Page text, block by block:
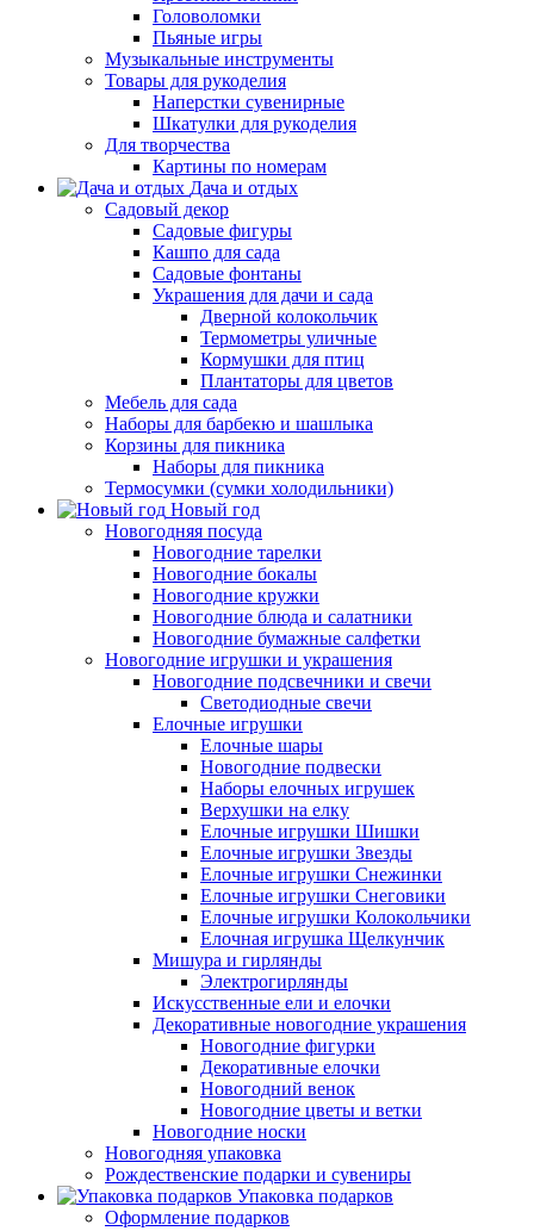
Головоломки
Пьяные игры
Музыкальные инструменты
Товары для рукоделия
Наперстки сувенирные
Шкатулки для рукоделия
Для творчества
Картины по номерам
Дача и отдых
Садовый декор
Садовые фигуры
Кашпо для сада
Садовые фонтаны
Украшения для дачи и сада
Дверной колокольчик
Термометры уличные
Кормушки для птиц
Плантаторы для цветов
Мебель для сада
Наборы для барбекю и шашлыка
Корзины для пикника
Наборы для пикника
Термосумки (сумки холодильники)
Новый год
Новогодняя посуда
Новогодние тарелки
Новогодние бокалы
Новогодние кружки
Новогодние блюда и салатники
Новогодние бумажные салфетки
Новогодние игрушки и украшения
Новогодние подсвечники и свечи
Светодиодные свечи
Елочные игрушки
Елочные шары
Новогодние подвески
Наборы елочных игрушек
Верхушки на елку
Елочные игрушки Шишки
Елочные игрушки Звезды
Елочные игрушки Снежинки
Елочные игрушки Снеговики
Елочные игрушки Колокольчики
Елочная игрушка Щелкунчик
Мишура и гирлянды
Электрогирлянды
Искусственные ели и елочки
Декоративные новогодние украшения
Новогодние фигурки
Декоративные елочки
Новогодний венок
Новогодние цветы и ветки
Новогодние носки
Новогодняя упаковка
Рождественские подарки и сувениры
Упаковка подарков
Оформление подарков